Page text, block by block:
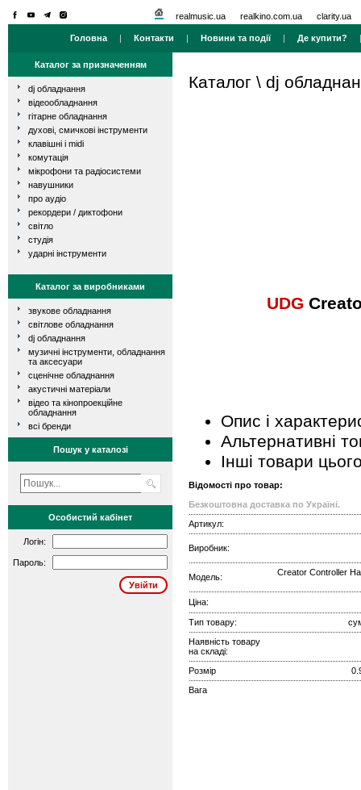
realmusic.ua realkino.com.ua clarity.ua
Головна | Контакти | Новини та події| Де купити?
Каталог за призначенням
dj обладнання
відеообладнання
гітарне обладнання
духові, смичкові інструменти
клавішні і midi
комутація
мікрофони та радіосистеми
навушники
про аудіо
рекордери / диктофони
світло
студія
ударні інструменти
Каталог за виробниками
звукове обладнання
світлове обладнання
dj обладнання
музичні інструменти, обладнання
та аксесуари
сценічне обладнання
акустичні матеріали
відео та кінопроекційне
обладнання
всі бренди
Пошук у каталозі
Особистий кабінет
Логін:
Пароль:
Каталог \ dj
UDG
Опис і
Альтернативні
Інші товари
Відомості про товар:
Безкоштовна доставка по Україні.
Артикул:
Виробник:
Модель: Creator Controller
Ціна:
Тип товару:
Наявність товару
на складі:
Розмір
Вага